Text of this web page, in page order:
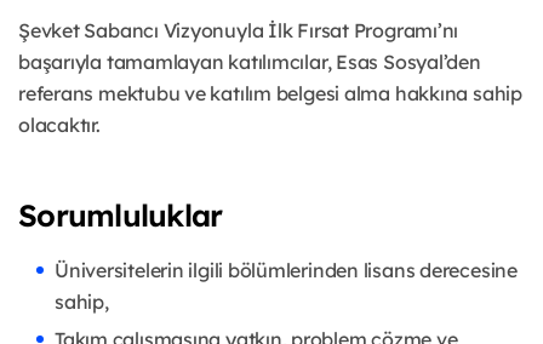
Şevket Sabancı Vizyonuyla İlk Fırsat Programı’nı
başarıyla tamamlayan katılımcılar, Esas Sosyal’den
referans mektubu ve katılım belgesi alma hakkına sahip
olacaktır.
Sorumluluklar
Üniversitelerin ilgili bölümlerinden lisans derecesine
sahip,